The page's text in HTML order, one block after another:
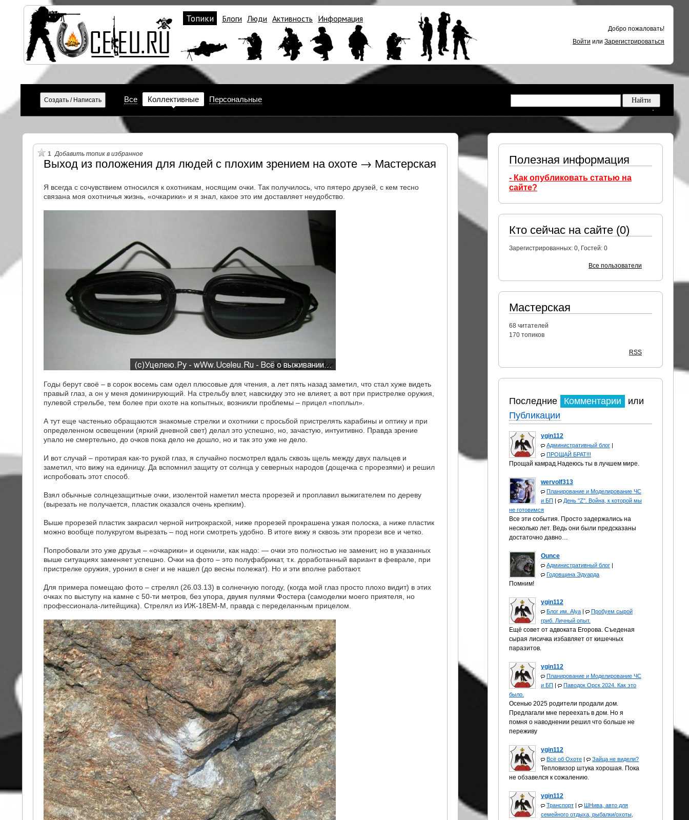
Топики Блоги Люди Активность Информация
Добро пожаловать!
Войти или Зарегистрироваться
Все Коллективные Персональные
Полезная информация
- Как опубликовать статью на
сайте?
Кто сейчас на сайте (0)
Зарегистрированных: 0, Гостей: 0
Все пользователи
Мастерская
68 читателей
170 топиков
RSS
Последние Комментарии
или
Публикации
ygin112
Административный блог |
ПРОЩАЙ БРАТ!!!
Прощай камрад.Надеюсь ты в лучшем мире.
wervolf313
Планирование и Моделирование ЧС
и БП |
День "Z". Война, к которой мы
не готовимся
Все эти события. Просто задержались на
несколько лет. Ведь они были предсказаны
достаточно давно…
Ounce
Административный блог |
Годовщина Эдуарда
Помним!
ygin112
Блог им. Alya |
Пробуем сырой
гриб. Личный опыт.
Ещё совет от адвоката Егорова. Съеденая
сырая лисичка избавляет от кишечных
паразитов.
ygin112
Планирование и Моделирование ЧС
и БП |
Паводок Орск 2024. Как это
было.
Осенью 2025 родители продали дом.
Предлагали мне переехать в дом. Но я
помня о наводнении решил что больше не
переживу
ygin112
Всё об Охоте | Зайца не видели?
Тепловизор штука хорошая. Пока
не обзавелся к сожалению.
ygin112
Транспорт |
ШНива, авто для
семейного отдыха, рыбалки/охоты,
1 Добавить топик в избранное
Выход из положения для людей с плохим зрением на охоте → Мастерская
Я всегда с сочувствием относился к охотникам, носящим очки. Так получилось, что пятеро друзей, с кем тесно
связана моя охотничья жизнь, «очкарики» и я знал, какое это им доставляет неудобство.
Годы берут своё – в сорок восемь сам одел плюсовые для чтения, а лет пять назад заметил, что стал хуже видеть
правый глаз, а он у меня доминирующий. На стрельбу влет, навскидку это не влияет, а вот при пристрелке оружия,
пулевой стрельбе, тем более при охоте на копытных, возникли проблемы – прицел «поплыл».
А тут еще частенько обращаются знакомые стрелки и охотники с просьбой пристрелять карабины и оптику и при
определенном освещении (яркий дневной свет) делал это успешно, но, зачастую, интуитивно. Правда зрение
упало не смертельно, до очков пока дело не дошло, но и так это уже не дело.
И вот случай – протирая как-то рукой глаз, я случайно посмотрел вдаль сквозь щель между двух пальцев и
заметил, что вижу на единицу. Да вспомнил защиту от солнца у северных народов (дощечка с прорезями) и решил
испробовать этот способ.
Взял обычные солнцезащитные очки, изолентой наметил места прорезей и проплавил выжигателем по дереву
(вырезать не получается, пластик оказался очень крепким).
Выше прорезей пластик закрасил черной нитрокраской, ниже прорезей прокрашена узкая полоска, а ниже пластик
можно вообще полукругом вырезать – под ноги смотреть удобно. В итоге вижу я сквозь эти прорези все и четко.
Попробовали это уже друзья – «очкарики» и оценили, как надо: — очки это полностью не заменит, но в указанных
выше ситуациях заменяет успешно. Очки на фото – это полуфабрикат, т.к. доработанный вариант в феврале, при
пристрелке оружия, уронил в снег и не нашел (до весны полежат). Но и эти вполне работают.
Для примера помещаю фото – стрелял (26.03.13) в солнечную погоду, (когда мой глаз просто плохо видит) в этих
очках по выступу на камне с 50-ти метров, без упора, двумя пулями Фостера (самоделки моего приятеля, но
профессионала-литейщика). Стрелял из ИЖ-18ЕМ-М, правда с переделанным прицелом.